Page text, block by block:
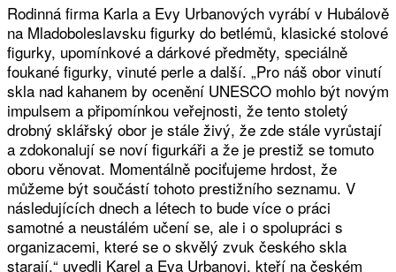
Rodinná firma Karla a Evy Urbanových vyrábí v Hubálově
na Mladoboleslavsku figurky do betlémů, klasické stolové
figurky, upomínkové a dárkové předměty, speciálně
foukané figurky, vinuté perle a další. „Pro náš obor vinutí
skla nad kahanem by ocenění UNESCO mohlo být novým
impulsem a připomínkou veřejnosti, že tento stoletý
drobný sklářský obor je stále živý, že zde stále vyrůstají
a zdokonalují se noví figurkáři a že je prestiž se tomuto
oboru věnovat. Momentálně pociťujeme hrdost, že
můžeme být součástí tohoto prestižního seznamu. V
následujících dnech a létech to bude více o práci
samotné a neustálém učení se, ale i o spolupráci s
organizacemi, které se o skvělý zvuk českého skla
starají,“ uvedli Karel a Eva Urbanovi, kteří na českém